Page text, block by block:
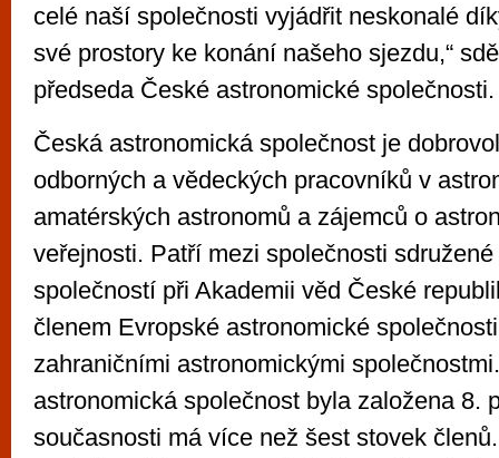
celé naší společnosti vyjádřit neskonalé
své prostory ke konání našeho sjezdu,“
předseda České astronomické společnosti.
Česká astronomická společnost je
odborných a vědeckých pracovníků v
amatérských astronomů a zájemců o
veřejnosti. Patří mezi společnosti
společností při Akademii věd České
členem Evropské astronomické
zahraničními astronomickými
astronomická společnost byla založena 8.
současnosti má více než šest stovek